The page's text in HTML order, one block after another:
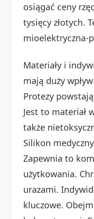
osiągać ceny
tysięcy złotych.
mioelektryczna-
Materiały i
mają duży
Protezy
Jest to materiał
także
Silikon
Zapewnia to
użytkowania.
urazami.
kluczowe.